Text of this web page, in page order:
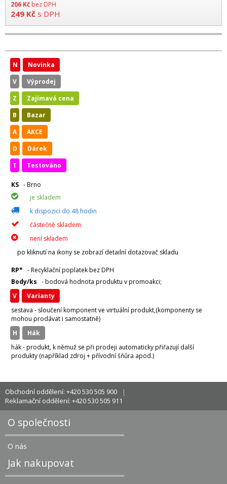
206 Kč bez DPH
249 Kč s DPH
N
Novinka
V
Výprodej
Z
Zajímavá cena
B
Bazar
A
AKCE
D
Dárek
T
Testováno
KS - Brno
je skladem
k dispozici do 48 hodin
částečně skladem
není skladem
po kliknutí na ikony se zobrazí detailní dotazovač skladu
RP* - Recyklační poplatek bez DPH
Body/ks - bodová hodnota produktu v promoakci;
v
varianty
sestava - sloučení komponent ve virtuální produkt,(komponenty se
mohou prodávat i samostatně)
H
hák
hák - produkt, k němuž se při prodeji automaticky přiřazují další
produkty (například zdroj + přívodní šňůra apod.)
Obchodní oddělení: +420 530 505 900
Reklamační oddělení: +420 530 505 911
O společnosti
O nás
Jak nakupovat